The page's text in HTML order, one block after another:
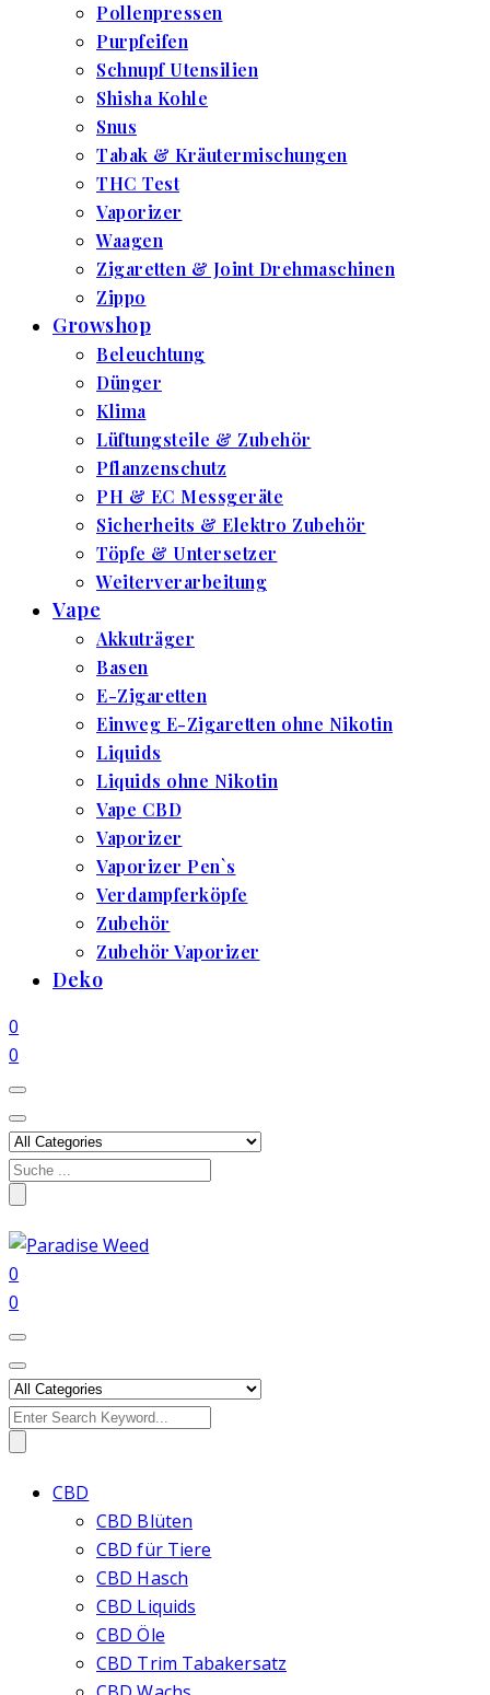
Pollenpressen
Purpfeifen
Schnupf Utensilien
Shisha Kohle
Snus
Tabak & Kräutermischungen
THC Test
Vaporizer
Waagen
Zigaretten & Joint Drehmaschinen
Zippo
Growshop
Beleuchtung
Dünger
Klima
Lüftungsteile & Zubehör
Pflanzenschutz
PH & EC Messgeräte
Sicherheits & Elektro Zubehör
Töpfe & Untersetzer
Weiterverarbeitung
Vape
Akkuträger
Basen
E-Zigaretten
Einweg E-Zigaretten ohne Nikotin
Liquids
Liquids ohne Nikotin
Vape CBD
Vaporizer
Vaporizer Pen`s
Verdampferköpfe
Zubehör
Zubehör Vaporizer
Deko
0
0
Search
0
0
Search
CBD
CBD Blüten
CBD für Tiere
CBD Hasch
CBD Liquids
CBD Öle
CBD Trim Tabakersatz